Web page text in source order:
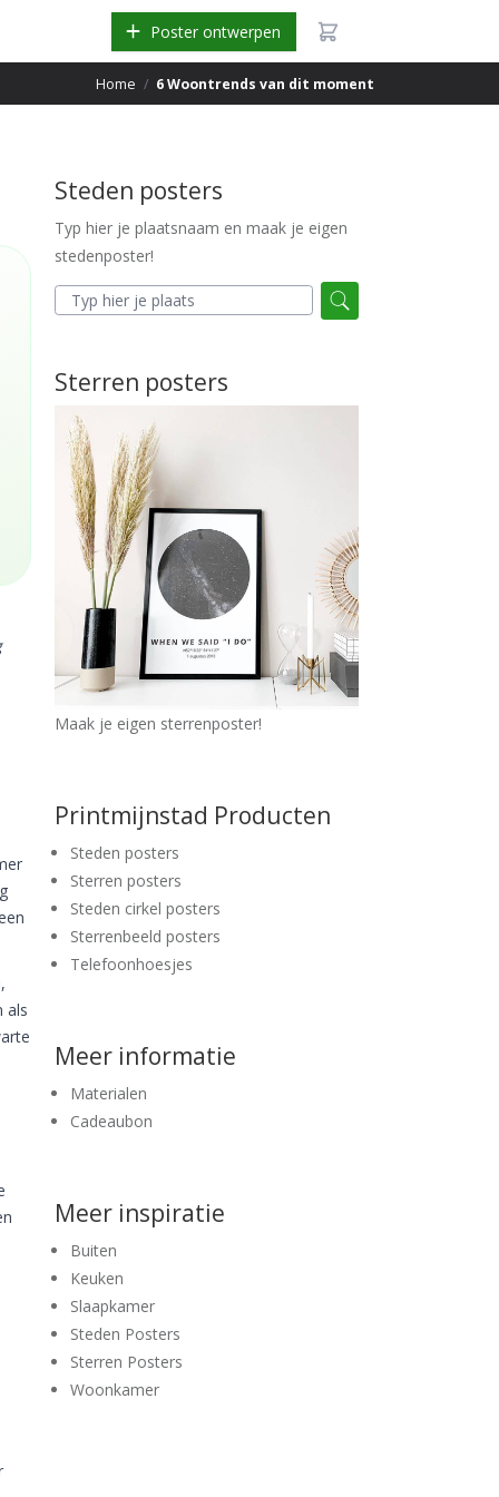
Poster ontwerpen
Home / 6 Woontrends van dit moment
als
Steden posters
Typ hier je plaatsnaam en maak je eigen
stedenposter!
Sterren posters
Maak je eigen sterrenposter!
Printmijnstad Producten
Steden posters
Sterren posters
Steden cirkel posters
Sterrenbeeld posters
Telefoonhoesjes
Meer informatie
Materialen
Cadeaubon
Meer inspiratie
Buiten
Keuken
Slaapkamer
Steden Posters
Sterren Posters
Woonkamer